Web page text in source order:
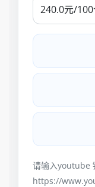
请输入youtube
https://